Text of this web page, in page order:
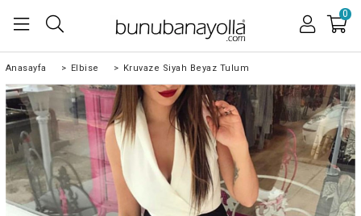
0
Anasayfa > Elbise > Kruvaze Siyah Beyaz Tulum